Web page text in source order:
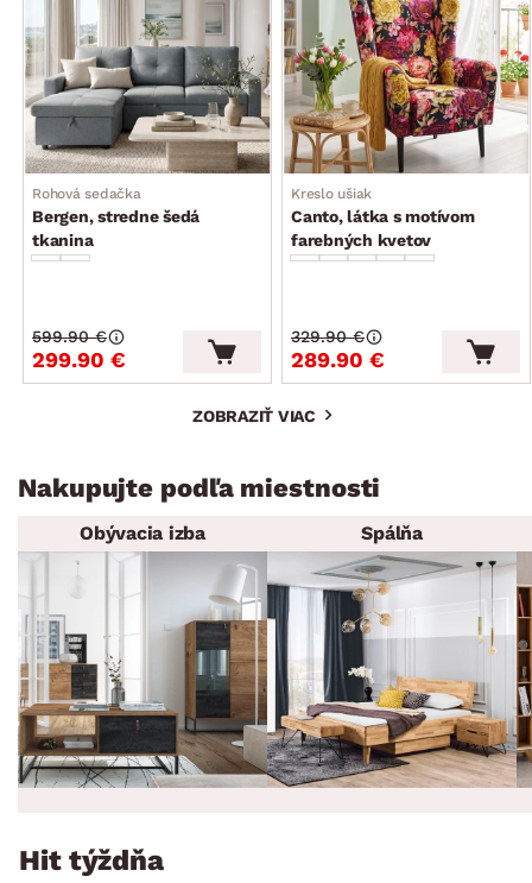
Rohová sedačka
Bergen, stredne šedá
tkanina
299.90 €
599.90 €
Kreslo ušiak
Canto, látka s motívom
farebných kvetov
289.90 €
329.90 €
ZOBRAZIŤ VIAC
Nakupujte podľa miestnosti
Obývacia izba Spálňa
Hit týždňa